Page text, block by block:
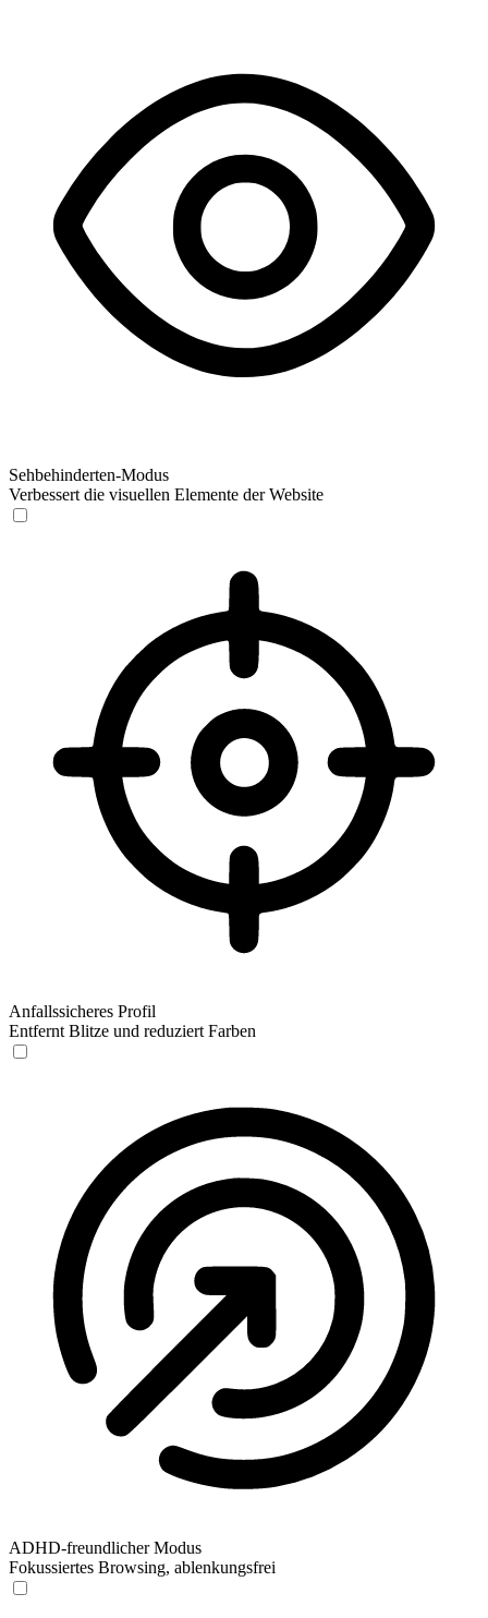
Sehbehinderten-Modus
Verbessert die visuellen Elemente der Website
Anfallssicheres Profil
Entfernt Blitze und reduziert Farben
ADHD-freundlicher Modus
Fokussiertes Browsing, ablenkungsfrei